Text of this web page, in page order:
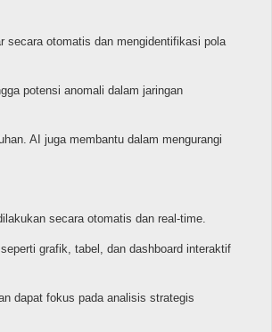
secara otomatis dan mengidentifikasi pola
potensi anomali dalam jaringan
AI juga membantu dalam mengurangi
secara otomatis dan real-time.
grafik, tabel, dan dashboard interaktif
dapat fokus pada analisis strategis